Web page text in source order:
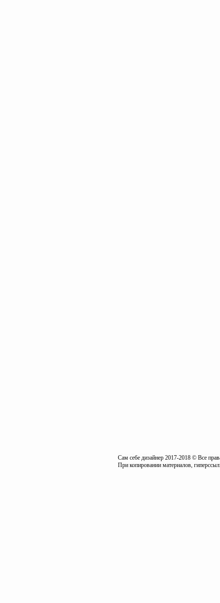
Сам себе дизайнер 2017-2018 © Все
При копировании материалов,